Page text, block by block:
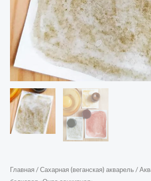
Главная /Сахарная (веганская) акварель /